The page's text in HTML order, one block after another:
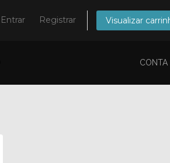
Entrar Registrar Visualizar
CONTA